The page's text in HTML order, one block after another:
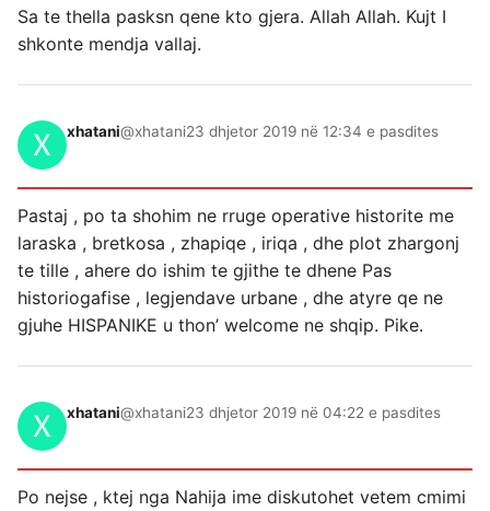
Sa te thella pasksn qene kto gjera. Allah Allah. Kujt I
shkonte mendja vallaj.
xhatani@xhatani23 dhjetor 2019 në 12:34 e pasdites
Pastaj , po ta shohim ne rruge operative historite me
laraska , bretkosa , zhapiqe , iriqa , dhe plot zhargonj
te tille , ahere do ishim te gjithe te dhene Pas
historiogafise , legjendave urbane , dhe atyre qe ne
gjuhe HISPANIKE u thon’ welcome ne shqip. Pike.
xhatani@xhatani23 dhjetor 2019 në 04:22 e pasdites
Po nejse , ktej nga Nahija ime diskutohet vetem cmimi